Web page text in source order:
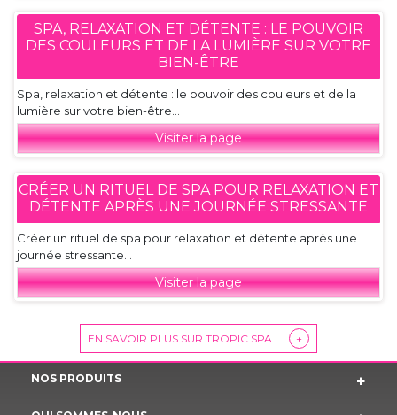
SPA, RELAXATION ET DÉTENTE : LE POUVOIR
DES COULEURS ET DE LA LUMIÈRE SUR VOTRE
BIEN-ÊTRE
Spa, relaxation et détente : le pouvoir des couleurs et de la
lumière sur votre bien-être...
Visiter la page
CRÉER UN RITUEL DE SPA POUR RELAXATION ET
DÉTENTE APRÈS UNE JOURNÉE STRESSANTE
Créer un rituel de spa pour relaxation et détente après une
journée stressante...
Visiter la page
EN SAVOIR PLUS SUR TROPIC SPA +
NOS PRODUITS